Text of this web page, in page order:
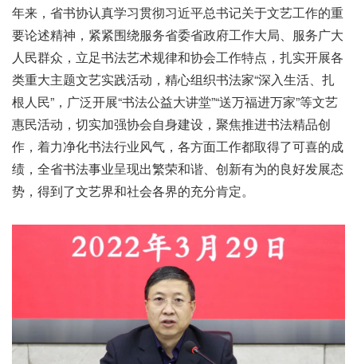
年来，省书协认真学习贯彻习近平总书记关于文艺工作的重
要论述精神，紧紧围绕服务省委省政府工作大局、服务广大
人民群众，立足书法艺术规律和协会工作特点，扎实开展各
类重大主题文艺实践活动，精心组织书法家“深入生活、扎
根人民”，广泛开展“书法公益大讲堂”“送万福进万家”等文艺
惠民活动，切实加强协会自身建设，聚焦推进书法精品创
作，着力净化书法行业风气，各方面工作都取得了可喜的成
绩，全省书法事业呈现出繁荣和谐、创新有为的良好发展态
势，得到了文艺界和社会各界的充分肯定。